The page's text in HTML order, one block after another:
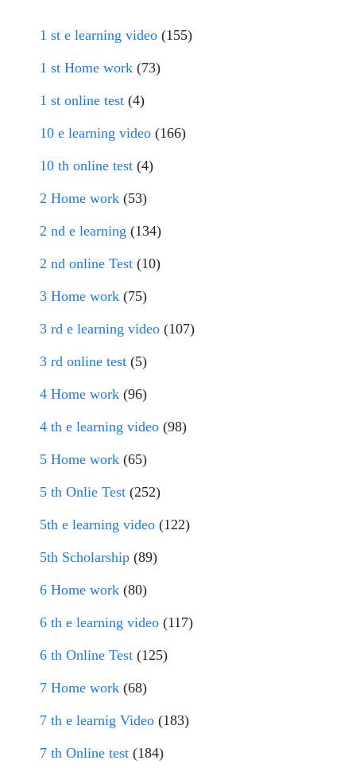
1 st e learning video (155)
1 st Home work (73)
1 st online test (4)
10 e learning video (166)
10 th online test (4)
2 Home work (53)
2 nd e learning (134)
2 nd online Test (10)
3 Home work (75)
3 rd e learning video (107)
3 rd online test (5)
4 Home work (96)
4 th e learning video (98)
5 Home work (65)
5 th Onlie Test (252)
5th e learning video (122)
5th Scholarship (89)
6 Home work (80)
6 th e learning video (117)
6 th Online Test (125)
7 Home work (68)
7 th e learnig Video (183)
7 th Online test (184)